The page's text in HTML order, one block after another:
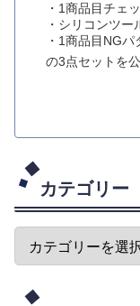
・1商品目チェ
・シリコンツ
・1商品目NGパ
の3点セットを
カテゴリー